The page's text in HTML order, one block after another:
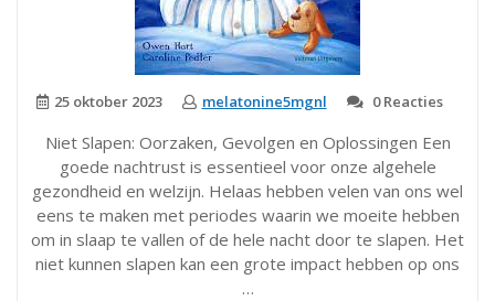
25 oktober 2023 melatonine5mgnl 0 Reacties
Niet Slapen: Oorzaken, Gevolgen en Oplossingen Een
goede nachtrust is essentieel voor onze algehele
gezondheid en welzijn. Helaas hebben velen van ons wel
eens te maken met periodes waarin we moeite hebben
om in slaap te vallen of de hele nacht door te slapen. Het
niet kunnen slapen kan een grote impact hebben op ons
…